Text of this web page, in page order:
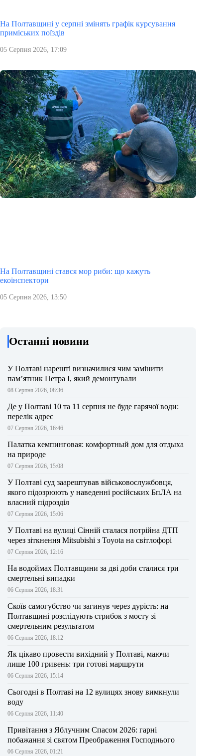
На Полтавщині у серпні змінять графік курсування
приміських поїздів
05 Серпня 2026, 17:09
На Полтавщині стався мор риби: що кажуть
екоінспектори
05 Серпня 2026, 13:50
Останні новини
У Полтаві нарешті визначилися чим замінити
пам’ятник Петра І, який демонтували
08 Серпня 2026, 08:36
Де у Полтаві 10 та 11 серпня не буде гарячої води:
перелік адрес
07 Серпня 2026, 16:46
Палатка кемпинговая: комфортный дом для отдыха
на природе
07 Серпня 2026, 15:08
У Полтаві суд заарештував військовослужбовця,
якого підозрюють у наведенні російських БпЛА на
власний підрозділ
07 Серпня 2026, 15:06
У Полтаві на вулиці Сінній сталася потрійна ДТП
через зіткнення Mitsubishi з Toyota на світлофорі
07 Серпня 2026, 12:16
На водоймах Полтавщини за дві доби сталися три
смертельні випадки
06 Серпня 2026, 18:31
Скоїв самогубство чи загинув через дурість: на
Полтавщині розслідують стрибок з мосту зі
смертельним результатом
06 Серпня 2026, 18:12
Як цікаво провести вихідний у Полтаві, маючи
лише 100 гривень: три готові маршрути
06 Серпня 2026, 15:14
Сьогодні в Полтаві на 12 вулицях знову вимкнули
воду
06 Серпня 2026, 11:40
Привітання з Яблучним Спасом 2026: гарні
побажання зі святом Преображення Господнього
06 Серпня 2026, 01:21